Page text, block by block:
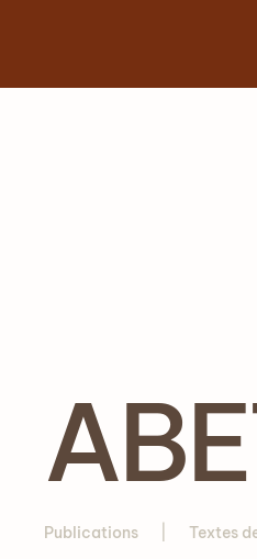
Publications Textes